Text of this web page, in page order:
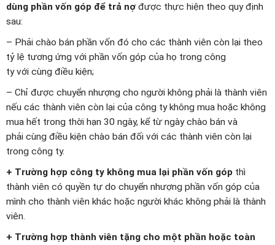
dùng phần vốn góp để trả nợ được thực hiện theo quy định
sau:
– Phải chào bán phần vốn đó cho các thành viên còn lại theo
tỷ lệ tương ứng với phần vốn góp của họ trong công
ty với cùng điều kiện;
– Chỉ được chuyển nhượng cho người không phải là thành viên
nếu các thành viên còn lại của công ty không mua hoặc không
mua hết trong thời hạn 30 ngày, kể từ ngày chào bán và
phải cùng điều kiện chào bán đối với các thành viên còn lại
trong công ty.
+ Trường hợp công ty không mua lại phần vốn góp thì
thành viên có quyền tự do chuyển nhượng phần vốn góp của
mình cho thành viên khác hoặc người khác không phải là thành
viên.
+ Trường hợp thành viên tặng cho một phần hoặc toàn